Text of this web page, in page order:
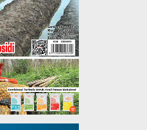
- 20:53 WIB
Lembah
yang…